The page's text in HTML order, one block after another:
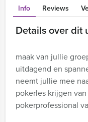
Info Reviews
Details over dit
maak van jullie
uitdagend en
neemt jullie mee
pokerles krijgen
pokerprofessional